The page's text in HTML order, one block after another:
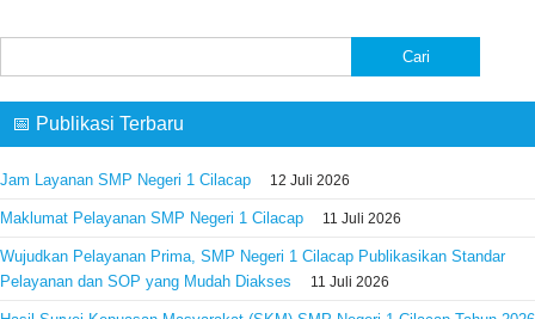
untuk:
📅 Publikasi Terbaru
Jam Layanan SMP Negeri 1 Cilacap 12 Juli 2026
Maklumat Pelayanan SMP Negeri 1 Cilacap 11 Juli 2026
Wujudkan Pelayanan Prima, SMP Negeri 1 Cilacap Publikasikan Standar
Pelayanan dan SOP yang Mudah Diakses
11 Juli 2026